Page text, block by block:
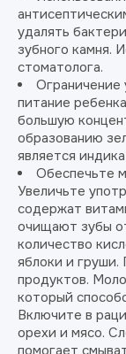
удалять
зубного камня.
стоматолога.
Ограничение
питание
большую
образованию
является
Обеспечьте
Увеличьте
содержат
очищают зубы
количество
яблоки и
продуктов.
который
Включите в
орехи и мясо.
помогает